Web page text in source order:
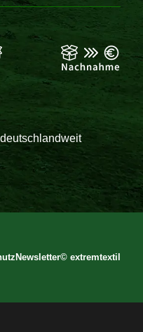
Newsletter© extremtextil